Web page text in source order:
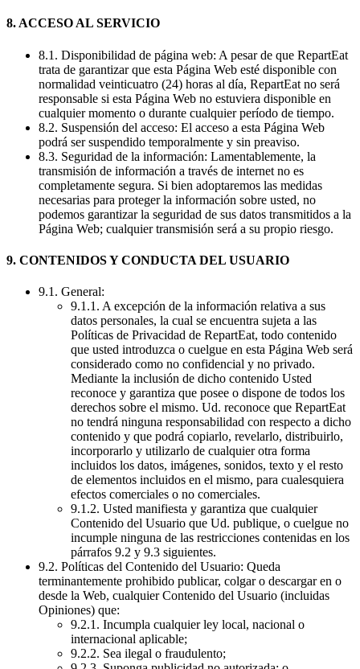
8. ACCESO AL SERVICIO
8.1. Disponibilidad de página web: A pesar de que RepartEat
trata de garantizar que esta Página Web esté disponible con
normalidad veinticuatro (24) horas al día, RepartEat no será
responsable si esta Página Web no estuviera disponible en
cualquier momento o durante cualquier período de tiempo.
8.2. Suspensión del acceso: El acceso a esta Página Web
podrá ser suspendido temporalmente y sin preaviso.
8.3. Seguridad de la información: Lamentablemente, la
transmisión de información a través de internet no es
completamente segura. Si bien adoptaremos las medidas
necesarias para proteger la información sobre usted, no
podemos garantizar la seguridad de sus datos transmitidos a la
Página Web; cualquier transmisión será a su propio riesgo.
9. CONTENIDOS Y CONDUCTA DEL USUARIO
9.1. General:
9.1.1. A excepción de la información relativa a sus
datos personales, la cual se encuentra sujeta a las
Políticas de Privacidad de RepartEat, todo contenido
que usted introduzca o cuelgue en esta Página Web será
considerado como no confidencial y no privado.
Mediante la inclusión de dicho contenido Usted
reconoce y garantiza que posee o dispone de todos los
derechos sobre el mismo. Ud. reconoce que RepartEat
no tendrá ninguna responsabilidad con respecto a dicho
contenido y que podrá copiarlo, revelarlo, distribuirlo,
incorporarlo y utilizarlo de cualquier otra forma
incluidos los datos, imágenes, sonidos, texto y el resto
de elementos incluidos en el mismo, para cualesquiera
efectos comerciales o no comerciales.
9.1.2. Usted manifiesta y garantiza que cualquier
Contenido del Usuario que Ud. publique, o cuelgue no
incumple ninguna de las restricciones contenidas en los
párrafos 9.2 y 9.3 siguientes.
9.2. Políticas del Contenido del Usuario: Queda
terminantemente prohibido publicar, colgar o descargar en o
desde la Web, cualquier Contenido del Usuario (incluidas
Opiniones) que:
9.2.1. Incumpla cualquier ley local, nacional o
internacional aplicable;
9.2.2. Sea ilegal o fraudulento;